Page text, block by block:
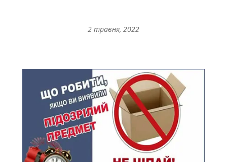
2 травня, 2022